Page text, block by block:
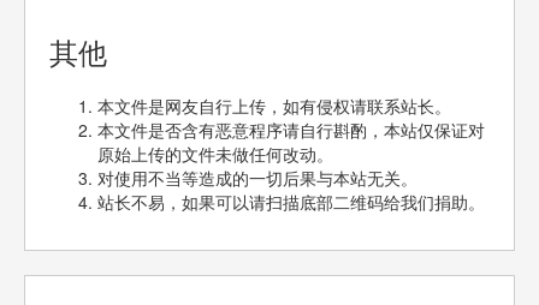
其他
本文件是网友自行上传，如有侵权请联系站长。
本文件是否含有恶意程序请自行斟酌，本站仅保证对
原始上传的文件未做任何改动。
对使用不当等造成的一切后果与本站无关。
站长不易，如果可以请扫描底部二维码给我们捐助。